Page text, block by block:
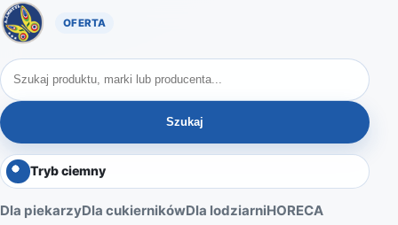
Oferta A. Motyl
Szukaj produktów
Szukaj
Tryb ciemny
Dla piekarzyDla cukiernikówDla lodziarniHORECA